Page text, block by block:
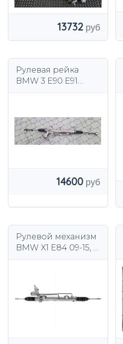
13732
Рулевая рейка
BMW 3 E90 E91
14600
Рулевой механизм
BMW X1 E84 09-15, 1